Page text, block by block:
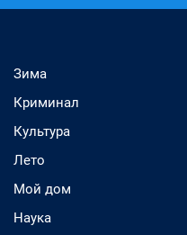
Зима
Криминал
Культура
Лето
Мой дом
Наука